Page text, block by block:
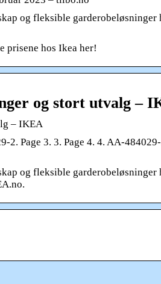
og fleksible garderobeløsninger
prisene hos Ikea her!
og stort utvalg –
– IKEA
Page 3. 3. Page 4. 4. AA-
og fleksible garderobeløsninger